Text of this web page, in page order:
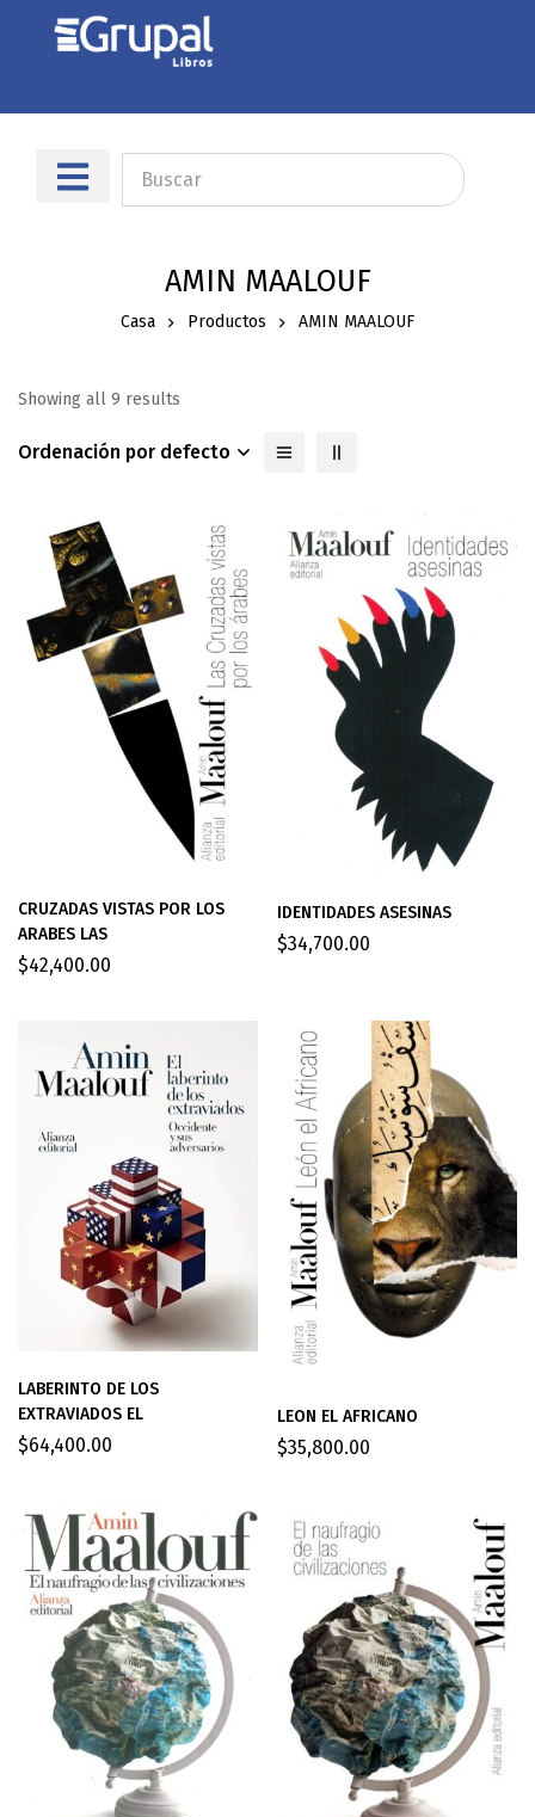
AMIN MAALOUF
Casa Productos AMIN MAALOUF
Showing all 9 results
Ordenación por defecto
CRUZADAS VISTAS POR LOS
ARABES LAS
$42,400.00
IDENTIDADES ASESINAS
$34,700.00
LABERINTO DE LOS
EXTRAVIADOS EL
$64,400.00
LEON EL AFRICANO
$35,800.00